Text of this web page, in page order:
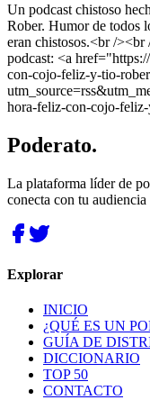
Un podcast chistoso
Rober. Humor de todos
eran chistosos.<br /><br
podcast: <a
con-cojo-feliz-y-tio-
hora-feliz-con-cojo-
Poderato.
La plataforma líder de
conecta con tu
Explorar
INICIO
¿QUÉ ES UN
GUÍA DE
DICCIONARIO
TOP 50
CONTACTO